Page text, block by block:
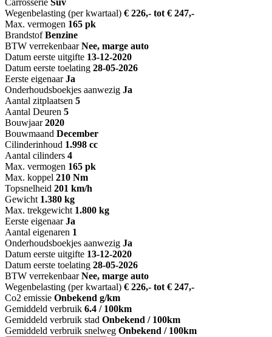
Carrosserie Suv
Wegenbelasting (per kwartaal) € 226,- tot € 247,-
Max. vermogen 165 pk
Brandstof Benzine
BTW verrekenbaar Nee, marge auto
Datum eerste uitgifte 13-12-2020
Datum eerste toelating 28-05-2026
Eerste eigenaar Ja
Onderhoudsboekjes aanwezig Ja
Aantal zitplaatsen 5
Aantal Deuren 5
Bouwjaar 2020
Bouwmaand December
Cilinderinhoud 1.998 cc
Aantal cilinders 4
Max. vermogen 165 pk
Max. koppel 210 Nm
Topsnelheid 201 km/h
Gewicht 1.380 kg
Max. trekgewicht 1.800 kg
Eerste eigenaar Ja
Aantal eigenaren 1
Onderhoudsboekjes aanwezig Ja
Datum eerste uitgifte 13-12-2020
Datum eerste toelating 28-05-2026
BTW verrekenbaar Nee, marge auto
Wegenbelasting (per kwartaal) € 226,- tot € 247,-
Co2 emissie Onbekend g/km
Gemiddeld verbruik 6.4 / 100km
Gemiddeld verbruik stad Onbekend / 100km
Gemiddeld verbruik snelweg Onbekend / 100km